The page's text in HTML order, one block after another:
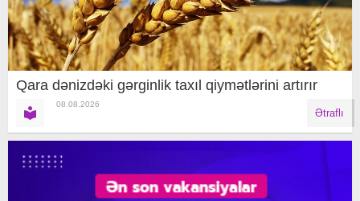
Qara dənizdəki gərginlik taxıl qiymətlərini artırır
08.08.2026
Ətraflı